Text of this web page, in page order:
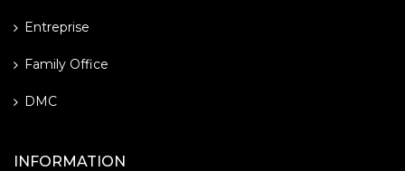
Entreprise
Family Office
DMC
INFORMATION